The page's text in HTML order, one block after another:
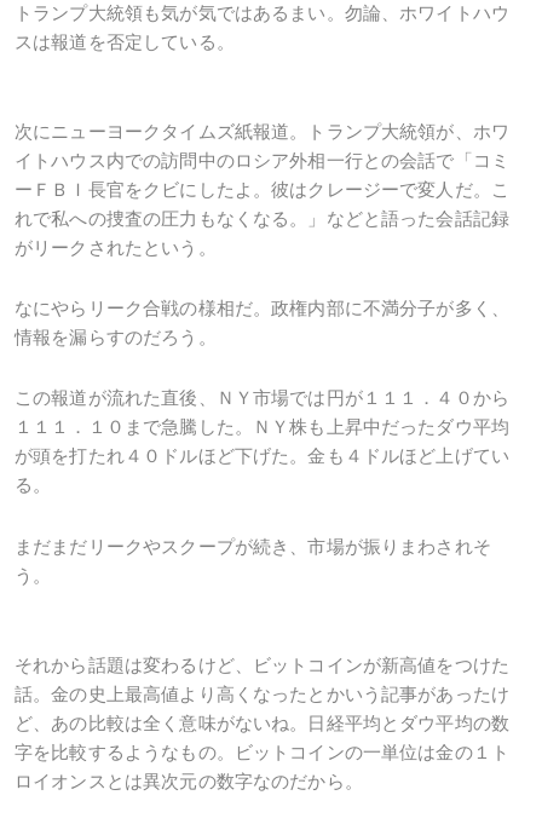
トランプ大統領も気が気ではあるまい。勿論、ホワイトハウ
スは報道を否定している。
次にニューヨークタイムズ紙報道。トランプ大統領が、ホワ
イトハウス内での訪問中のロシア外相一行との会話で「コミ
ーＦＢＩ長官をクビにしたよ。彼はクレージーで変人だ。こ
れで私への捜査の圧力もなくなる。」などと語った会話記録
がリークされたという。
なにやらリーク合戦の様相だ。政権内部に不満分子が多く、
情報を漏らすのだろう。
この報道が流れた直後、ＮＹ市場では円が１１１．４０から
１１１．１０まで急騰した。ＮＹ株も上昇中だったダウ平均
が頭を打たれ４０ドルほど下げた。金も４ドルほど上げてい
る。
まだまだリークやスクープが続き、市場が振りまわされそ
う。
それから話題は変わるけど、ビットコインが新高値をつけた
話。金の史上最高値より高くなったとかいう記事があったけ
ど、あの比較は全く意味がないね。日経平均とダウ平均の数
字を比較するようなもの。ビットコインの一単位は金の１ト
ロイオンスとは異次元の数字なのだから。